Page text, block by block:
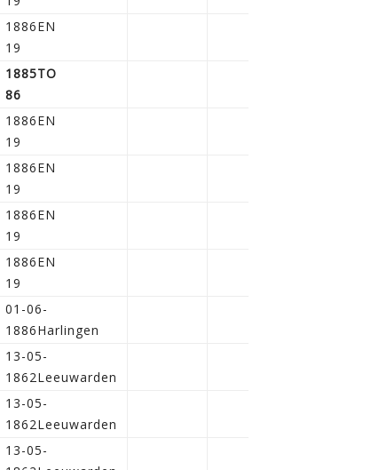
1886EN
19
1885TO
86
1886EN
19
1886EN
19
1886EN
19
1886EN
19
01-06-
1886Harlingen
13-05-
1862Leeuwarden
13-05-
1862Leeuwarden
13-05-